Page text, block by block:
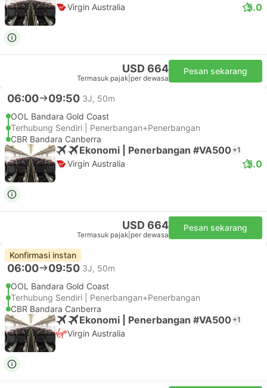
Virgin Australia 5.0
USD 664
Termasuk pajak per dewasa
Pesan sekarang
06:00 09:50 3J, 50m
OOL Bandara Gold Coast
Terhubung Sendiri | Penerbangan+Penerbangan
CBR Bandara Canberra
Ekonomi | Penerbangan #VA500 +1
Virgin Australia 5.0
USD 664
Termasuk pajak per dewasa
Pesan sekarang
Konfirmasi instan
06:00 09:50 3J, 50m
OOL Bandara Gold Coast
Terhubung Sendiri | Penerbangan+Penerbangan
CBR Bandara Canberra
Ekonomi | Penerbangan #VA500 +1
Virgin Australia